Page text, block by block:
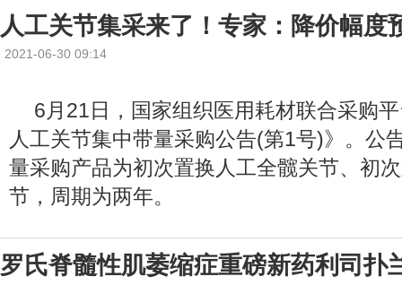
人工关节集采来了！专家：降价幅度
2021-06-30 09:14
6月21日，国家组织医用耗材联合采购
人工关节集中带量采购公告(第1号)》。公
量采购产品为初次置换人工全髋关节、初
节，周期为两年。
罗氏脊髓性肌萎缩症重磅新药利司扑